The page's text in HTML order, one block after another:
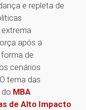
e repleta de
extrema
após a
de
cenários
tema das
MBA
de Alto Impacto